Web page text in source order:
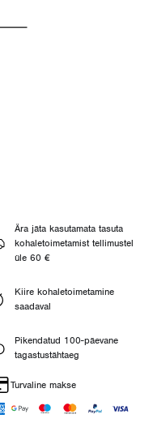
Ära jäta kasutamata tasuta
kohaletoimetamist tellimustel
üle 60 €
Kiire kohaletoimetamine
saadaval
Pikendatud 100-päevane
tagastustähtaeg
Turvaline makse